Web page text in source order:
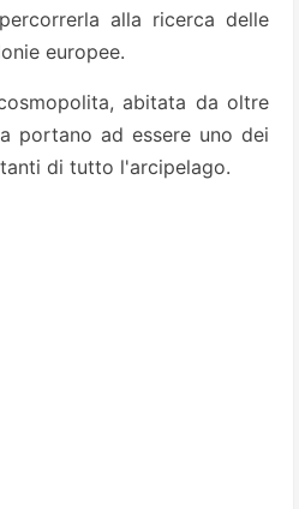
alla ricerca delle
europee.
abitata da oltre
portano ad essere uno dei
di tutto l'arcipelago.